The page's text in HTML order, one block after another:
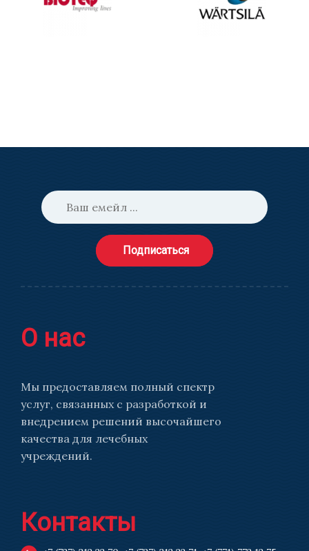
Подписаться
О нас
Мы предоставляем полный спектр
услуг, связанных с разработкой и
внедрением решений высочайшего
качества для лечебных
учреждений.
Контакты